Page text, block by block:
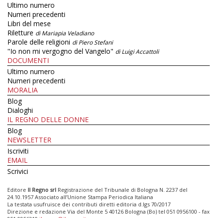
Ultimo numero
Numeri precedenti
Libri del mese
Riletture di Mariapia Veladiano
Parole delle religioni di Piero Stefani
"Io non mi vergogno del Vangelo" di Luigi Accattoli
DOCUMENTI
Ultimo numero
Numeri precedenti
MORALIA
Blog
Dialoghi
IL REGNO DELLE DONNE
Blog
NEWSLETTER
Iscriviti
EMAIL
Scrivici
Editore Il Regno srl Registrazione del Tribunale di Bologna N. 2237 del
24.10.1957 Associato all’Unione Stampa Periodica Italiana
La testata usufruisce dei contributi diretti editoria d.lgs 70/2017
Direzione e redazione Via del Monte 5 40126 Bologna (Bo) tel 051 0956100 - fax